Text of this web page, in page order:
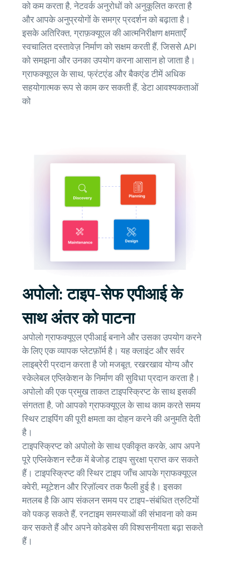
को कम करता है, नेटवर्क अनुरोधों को अनुकूलित करता है
और आपके अनुप्रयोगों के समग्र प्रदर्शन को बढ़ाता है।
इसके अतिरिक्त, ग्राफ़क्यूएल की आत्मनिरीक्षण क्षमताएँ
स्वचालित दस्तावेज़ निर्माण को सक्षम करती हैं, जिससे API
को समझना और उनका उपयोग करना आसान हो जाता है।
ग्राफक्यूएल के साथ, फ्रंटएंड और बैकएंड टीमें अधिक
सहयोगात्मक रूप से काम कर सकती हैं, डेटा आवश्यकताओं
को
अपोलो: टाइप-सेफ एपीआई के
साथ अंतर को पाटना
अपोलो ग्राफक्यूएल एपीआई बनाने और उसका उपयोग करने
के लिए एक व्यापक प्लेटफ़ॉर्म है। यह क्लाइंट और सर्वर
लाइब्रेरी प्रदान करता है जो मजबूत, रखरखाव योग्य और
स्केलेबल एप्लिकेशन के निर्माण की सुविधा प्रदान करता है।
अपोलो की एक प्रमुख ताकत टाइपस्क्रिप्ट के साथ इसकी
संगतता है, जो आपको ग्राफक्यूएल के साथ काम करते समय
स्थिर टाइपिंग की पूरी क्षमता का दोहन करने की अनुमति देती
है।
टाइपस्क्रिप्ट को अपोलो के साथ एकीकृत करके, आप अपने
पूरे एप्लिकेशन स्टैक में बेजोड़ टाइप सुरक्षा प्राप्त कर सकते
हैं। टाइपस्क्रिप्ट की स्थिर टाइप जाँच आपके ग्राफक्यूएल
क्वेरी, म्यूटेशन और रिज़ॉल्वर तक फैली हुई है। इसका
मतलब है कि आप संकलन समय पर टाइप-संबंधित त्रुटियों
को पकड़ सकते हैं, रनटाइम समस्याओं की संभावना को कम
कर सकते हैं और अपने कोडबेस की विश्वसनीयता बढ़ा सकते
हैं।